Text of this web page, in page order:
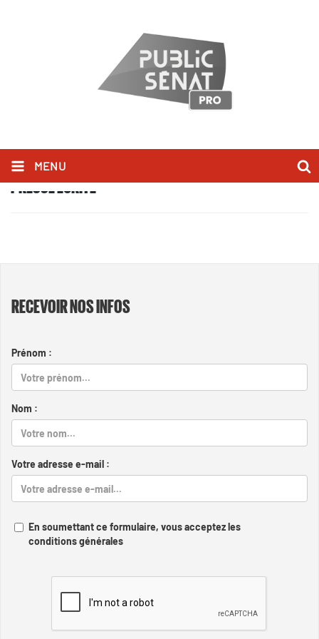
MENU
PRESSE ÉCRITE
RECEVOIR NOS INFOS
Prénom :
Nom :
Votre adresse e-mail :
En soumettant ce formulaire, vous acceptez les
conditions générales